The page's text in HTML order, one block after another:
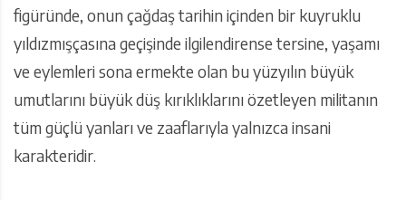
figüründe, onun çağdaş tarihin içinden bir kuyruklu
yıldızmışçasına geçişinde ilgilendirense tersine, yaşamı
ve eylemleri sona ermekte olan bu yüzyılın büyük
umutlarını büyük düş kırıklıklarını özetleyen militanın
tüm güçlü yanları ve zaaflarıyla yalnızca insani
karakteridir.